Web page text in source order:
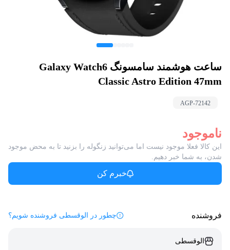
ساعت هوشمند سامسونگ Galaxy Watch6
Classic Astro Edition 47mm
AGP-72142
ناموجود
این کالا فعلا موجود نیست اما می‌توانید زنگوله را بزنید تا به محض موجود
شدن، به شما خبر دهیم.
خبرم کن
فروشنده چطور در الوقسطی فروشنده شویم؟
الوقسطی